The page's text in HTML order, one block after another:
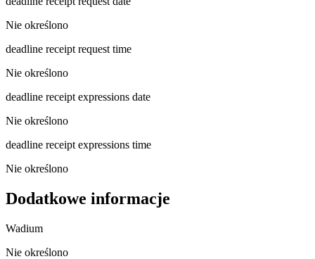
Nie określono
deadline receipt request time
Nie określono
deadline receipt expressions date
Nie określono
deadline receipt expressions time
Nie określono
Dodatkowe informacje
Wadium
Nie określono